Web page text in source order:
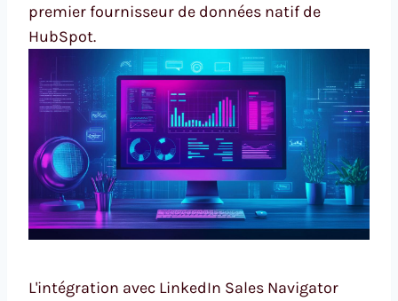
premier fournisseur de données natif de
HubSpot.
L'intégration avec LinkedIn Sales Navigator